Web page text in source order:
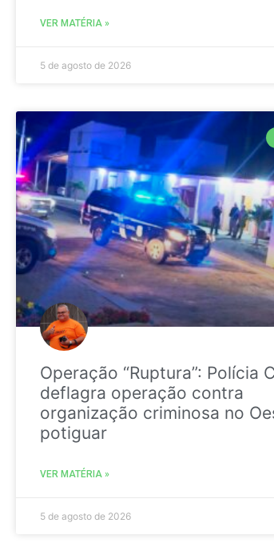
VER MATÉRIA »
5 de agosto de 2026
Operação “Ruptura”: Polícia
deflagra operação contra
organização criminosa no
potiguar
VER MATÉRIA »
5 de agosto de 2026